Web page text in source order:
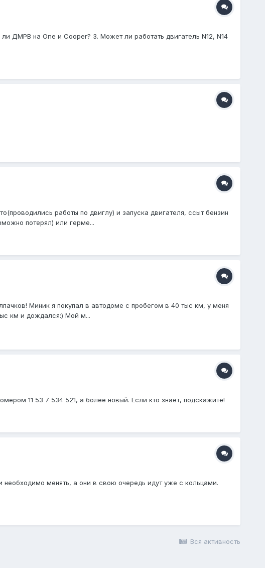
ДМРВ на One и Cooper? 3. Может ли работать двигатель N12, N14
работы по двиглу) и запуска двигателя, ссыт бензин
потерял) или герме...
Миник я покупал в автодоме с пробегом в 40 тыс км, у меня
км и дождался:) Мой м...
11 53 7 534 521, а более новый. Если кто знает, подскажите!
менять, а они в свою очередь идут уже с кольцами.
Вся активность